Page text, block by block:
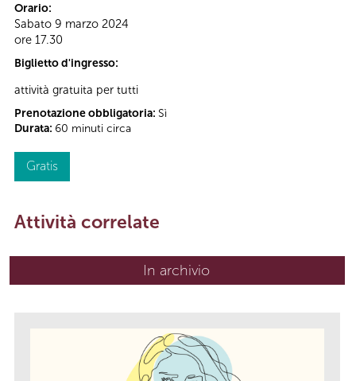
Orario:
Sabato 9 marzo 2024
ore 17.30
Biglietto d'ingresso:
attività gratuita per tutti
Prenotazione obbligatoria: Sì
Durata: 60 minuti circa
Gratis
Attività correlate
In archivio